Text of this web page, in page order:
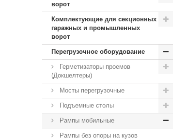
ворот
Комплектующие для секционных
гаражных и промышленных
ворот
Перегрузочное оборудование
Герметизаторы проемов
(Докшелтеры)
Мосты перегрузочные
Подъемные столы
Рампы мобильные
Рампы без опоры на кузов